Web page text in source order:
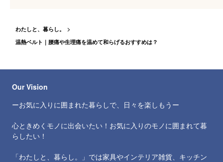
わたしと、暮らし。
温熱ベルト｜腰痛や生理痛を温めて和らげるおすすめは？
Our Vision
ーお気に入りに囲まれた暮らしで、日々を楽しもうー
心ときめくモノに出会いたい！お気に入りのモノに囲まれて暮
らしたい！
「わたしと、暮らし。」では家具やインテリア雑貨、キッチン